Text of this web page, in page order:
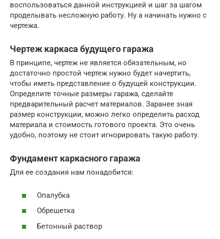
воспользоваться данной инструкцией и шаг за шагом
проделывать несложную работу. Ну а начинать нужно с
чертежа.
Чертеж каркаса будущего гаража
В принципе, чертеж не является обязательным, но
достаточно простой чертеж нужно будет начертить,
чтобы иметь представление о будущей конструкции.
Определите точные размеры гаража, сделайте
предварительный расчет материалов. Заранее зная
размер конструкции, можно легко определить расход
материала и стоимость готового проекта. Это очень
удобно, поэтому не стоит игнорировать такую работу.
Фундамент каркасного гаража
Для ее создания нам понадобится:
Опалубка
Обрешетка
Бетонный раствор